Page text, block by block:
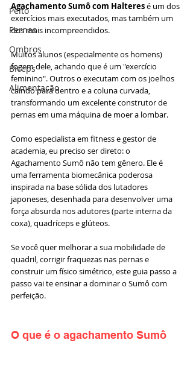
Peito
Pernas
Ombros
Bíceps
Alimentação
Agachamento Sumô com Halteres é um dos
exercícios mais executados, mas também um
dos mais incompreendidos.
Muitos alunos (especialmente os homens)
fogem dele, achando que é um "exercício
feminino". Outros o executam com os joelhos
caindo para dentro e a coluna curvada,
transformando um excelente construtor de
pernas em uma máquina de moer a lombar.
Como especialista em fitness e gestor de
academia, eu preciso ser direto: o
Agachamento Sumô não tem gênero. Ele é
uma ferramenta biomecânica poderosa
inspirada na base sólida dos lutadores
japoneses, desenhada para desenvolver uma
força absurda nos adutores (parte interna da
coxa), quadríceps e glúteos.
Se você quer melhorar a sua mobilidade de
quadril, corrigir fraquezas nas pernas e
construir um físico simétrico, este guia passo a
passo vai te ensinar a dominar o Sumô com
perfeição.
O que é o agachamento Sumô